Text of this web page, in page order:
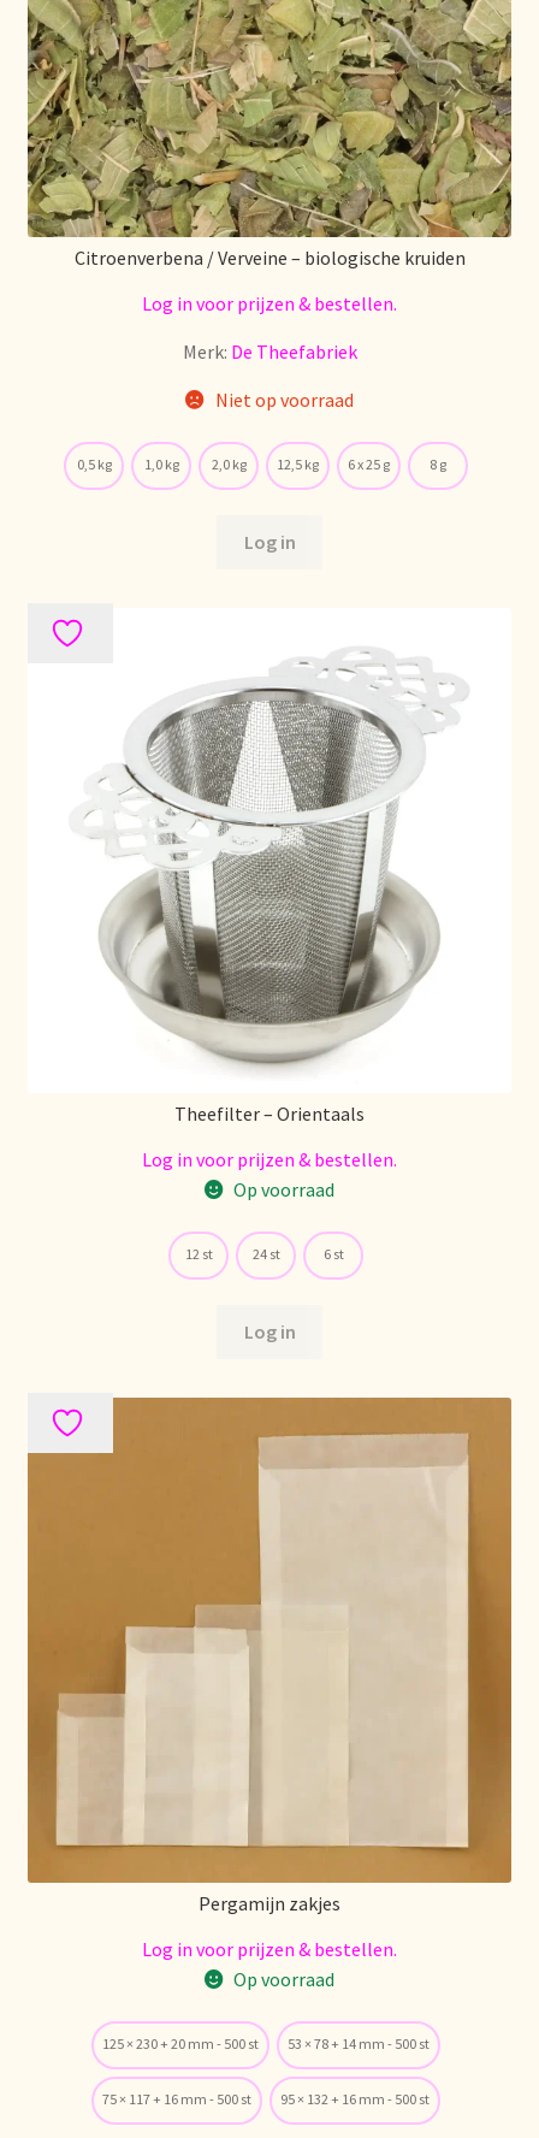
Citroenverbena / Verveine – biologische kruiden
Log in voor prijzen & bestellen.
Merk: De Theefabriek
Niet op voorraad
0,5 kg 1,0 kg 2,0 kg 12,5 kg 6 x 25 g 8 g
Log in
Theefilter – Orientaals
Log in voor prijzen & bestellen.
Op voorraad
12 st 24 st 6 st
Log in
Pergamijn zakjes
Log in voor prijzen & bestellen.
Op voorraad
125 × 230 + 20 mm - 500 st 53 × 78 + 14 mm - 500 st
75 × 117 + 16 mm - 500 st 95 × 132 + 16 mm - 500 st